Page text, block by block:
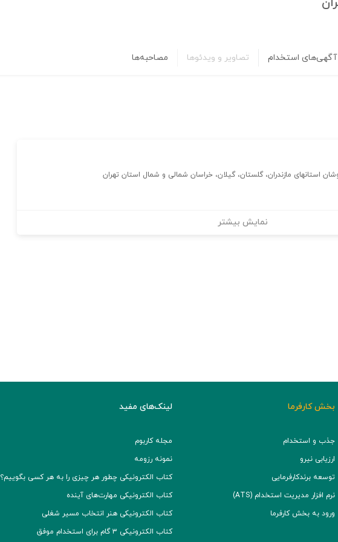
آگهی‌های استخدام تصاویر و ویدئوها مصاحبه‌ها
استانهای مازندران، گلستان، گیلان، خراسان شمالی و شمال استان تهران
نمایش بیشتر
بخش کارفرما
جذب و استخدام
ارزیابی نیرو
توسعه برند‌کارفرمایی
نرم افزار مدیریت استخدام (ATS)
ورود به بخش کارفرما
لینک‌های مفید
مجله کاربوم
نمونه رزومه
کتاب الکترونیکی چطور هر چیزی را به هر کسی بگوییم؟
کتاب الکترونیکی مهارت‌های آینده
کتاب الکترونیکی هنر انتخاب مسیر شغلی
کتاب الکترونیکی ۳ گام برای استخدام موفق